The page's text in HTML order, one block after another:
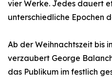
vier Werke. Jedes dauert
unterschiedliche Epochen
Ab der Weihnachtszeit bis
verzaubert George
das Publikum im festlich